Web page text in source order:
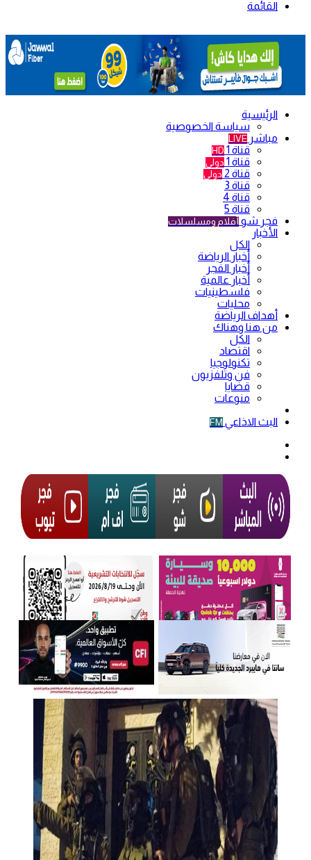
القائمة
الرئيسية
سياسة الخصوصية
مباشر LIVE
قناة 1 HD
قناة 1 دولي
قناة 2 دولي
قناة 3
قناة 4
قناة 5
فجر شو أفلام ومسلسلات
الأخبار
الكل
أخبار الرياضة
أخبار الفجر
أخبار عالمية
فلسطينيات
محليات
أهداف الرياضة
من هنا وهناك
الكل
اقتصاد
تكنولوجيا
فن وتلفزيون
قضايا
منوعات
البث الاذاعي FM